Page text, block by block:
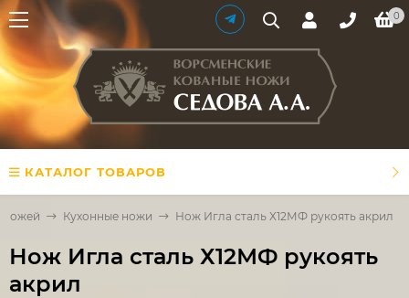
0
КАТАЛОГ ТОВАРОВ
ножей Кухонные ножи Нож Игла сталь Х12МФ рукоять акрил
Нож Игла сталь Х12МФ рукоять
акрил